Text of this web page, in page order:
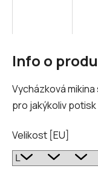
Info o
Vycházková
pro jakýkoliv
Velikost [EU]